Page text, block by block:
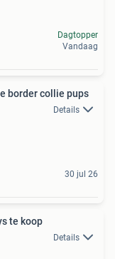
Dagtopper
Vandaag
border collie pups
Details
30 jul 26
te koop
Details